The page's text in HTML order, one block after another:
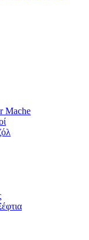
Mache